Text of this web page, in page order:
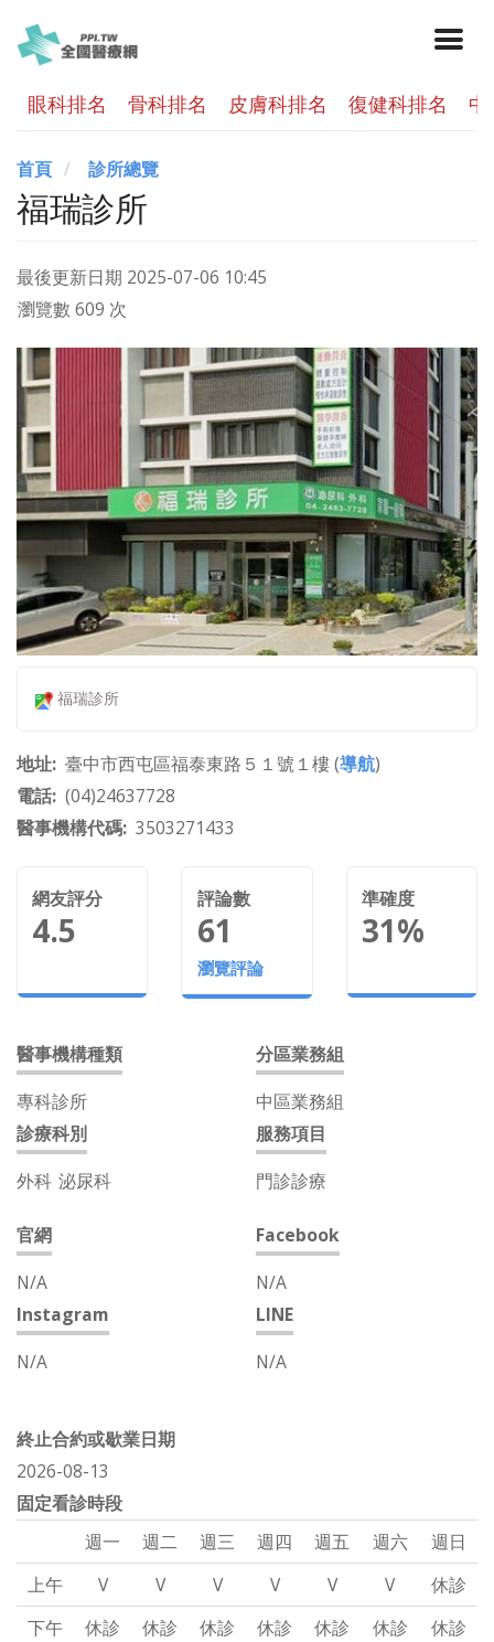
眼科排名 骨科排名 皮膚科排名 復健科排名
首頁 診所總覽
福瑞診所
最後更新日期 2025-07-06 10:45
瀏覽數 609 次
福瑞診所
地址 臺中市西屯區福泰東路５１號１樓 (導航)
電話 (04)24637728
醫事機構代碼 3503271433
網友評分
4.5
評論數
61
瀏覽評論
準確度
31%
醫事機構種類
專科診所
分區業務組
中區業務組
診療科別
外科 泌尿科
服務項目
門診診療
官網
N/A
Facebook
N/A
Instagram
N/A
LINE
N/A
終止合約或歇業日期
2026-08-13
固定看診時段
週一
週二 週三 週四 週五 週六
週日
上午
V V V V V V
休診
下午
休診 休診 休診 休診 休診 休診
休診